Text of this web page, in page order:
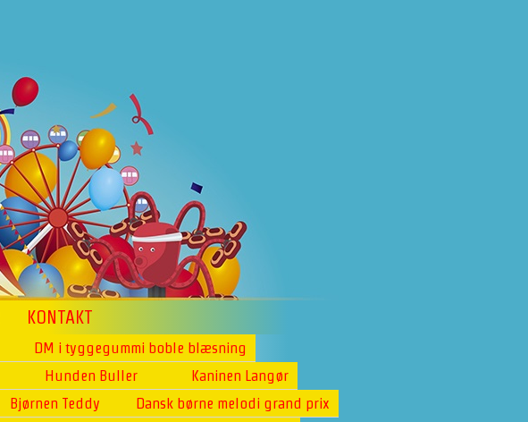
KONTAKT
DM i tyggegummi boble blæsning
Hunden Buller
Kaninen Langør
Bjørnen Teddy
Dansk børne melodi grand prix